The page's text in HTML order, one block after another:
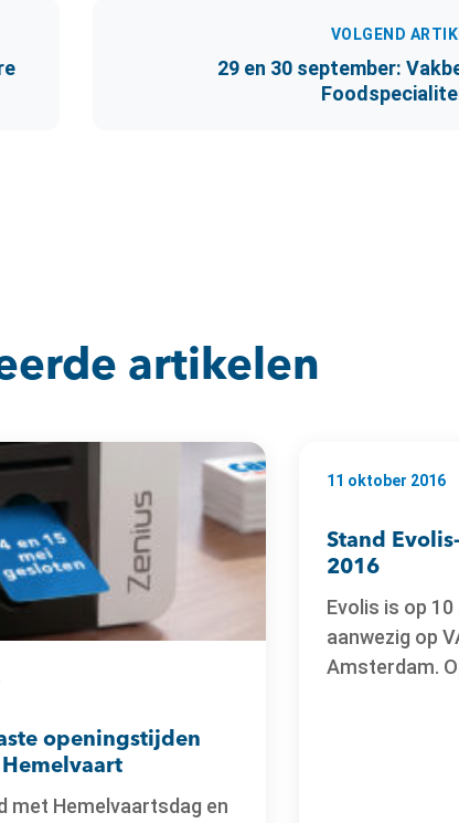
VOLGEND
29 en 30 september:
artikelen
openingstijden
met Hemelvaartsdag en
11 oktober 2016
Stand
2016
Evolis is op
aanwezig op
Amsterdam.